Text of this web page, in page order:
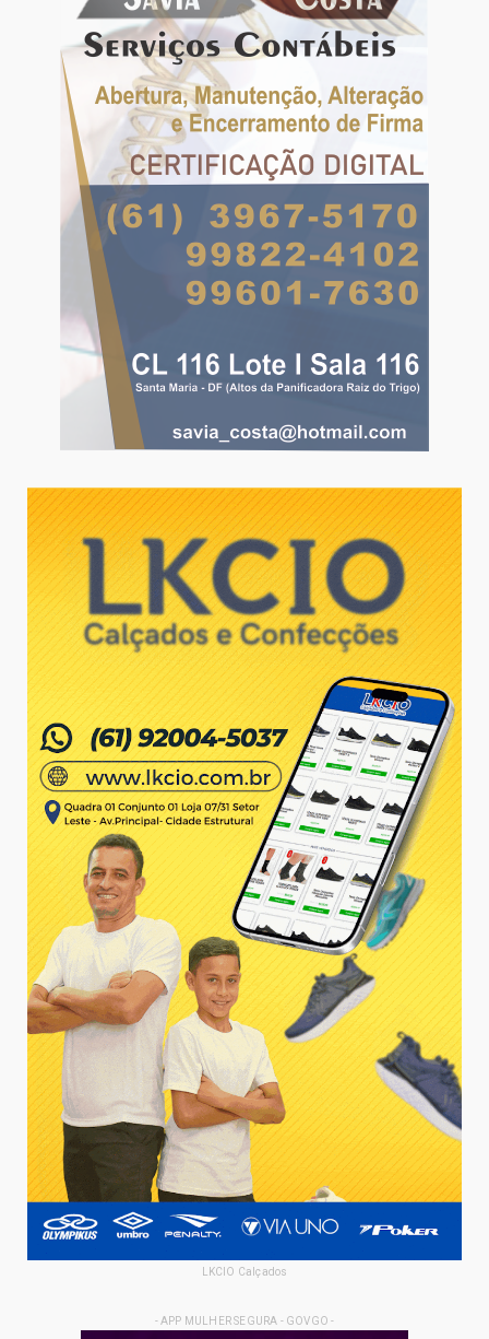
LKCIO Calçados
- APP MULHER SEGURA - GOVGO -